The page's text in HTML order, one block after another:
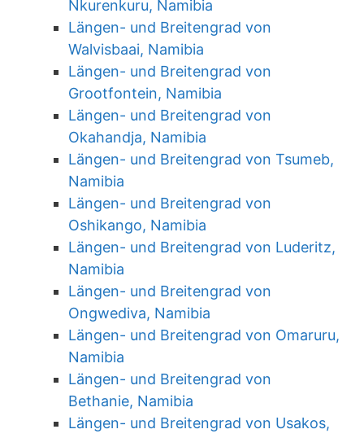
Nkurenkuru, Namibia
Längen- und Breitengrad von
Walvisbaai, Namibia
Längen- und Breitengrad von
Grootfontein, Namibia
Längen- und Breitengrad von
Okahandja, Namibia
Längen- und Breitengrad von Tsumeb,
Namibia
Längen- und Breitengrad von
Oshikango, Namibia
Längen- und Breitengrad von Luderitz,
Namibia
Längen- und Breitengrad von
Ongwediva, Namibia
Längen- und Breitengrad von Omaruru,
Namibia
Längen- und Breitengrad von
Bethanie, Namibia
Längen- und Breitengrad von Usakos,